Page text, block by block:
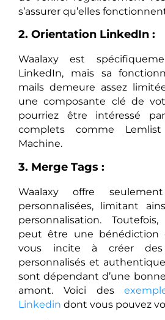
s’assurer qu’elles
2. Orientation LinkedIn :
Waalaxy est
LinkedIn, mais sa
mails demeure assez
une composante clé de
pourriez être intéressé
complets comme
Machine.
3. Merge Tags :
Waalaxy offre
personnalisées, limitant
personnalisation.
peut être une bénédiction
vous incite à créer des
personnalisés et
sont dépendant d’une
amont. Voici des
Linkedin dont vous pouvez